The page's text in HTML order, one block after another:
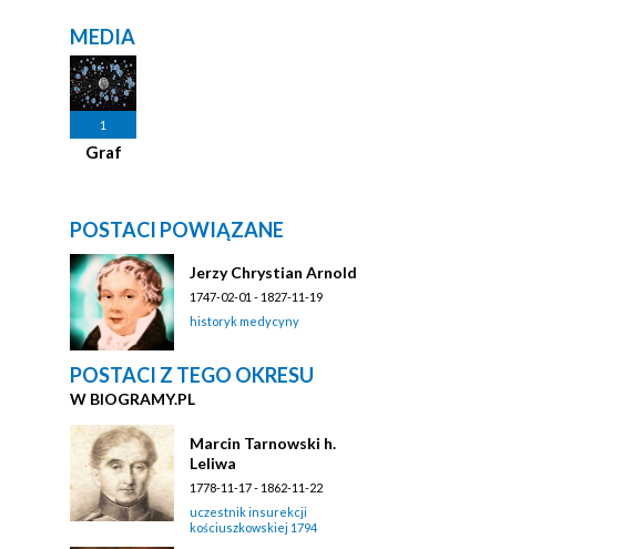
MEDIA
1
Graf
POSTACI POWIĄZANE
Jerzy Chrystian Arnold
1747-02-01 - 1827-11-19
historyk medycyny
POSTACI Z TEGO OKRESU
W BIOGRAMY.PL
Marcin Tarnowski h.
Leliwa
1778-11-17 - 1862-11-22
uczestnik insurekcji
kościuszkowskiej 1794